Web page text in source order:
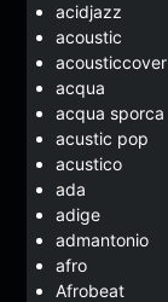
acidjazz
acoustic
acousticcover
acqua
acqua sporca
acustic pop
acustico
ada
adige
admantonio
afro
Afrobeat